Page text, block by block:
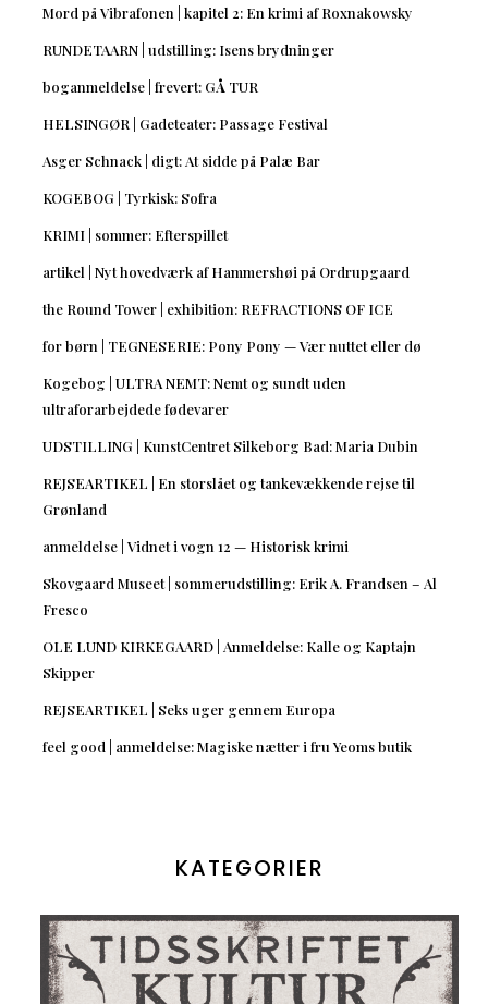
Mord på Vibrafonen | kapitel 2: En krimi af Roxnakowsky
RUNDETAARN | udstilling: Isens brydninger
boganmeldelse | frevert: GÅ TUR
HELSINGØR | Gadeteater: Passage Festival
Asger Schnack | digt: At sidde på Palæ Bar
KOGEBOG | Tyrkisk: Sofra
KRIMI | sommer: Efterspillet
artikel | Nyt hovedværk af Hammershøi på Ordrupgaard
the Round Tower | exhibition: REFRACTIONS OF ICE
for børn | TEGNESERIE: Pony Pony — Vær nuttet eller dø
Kogebog | ULTRA NEMT: Nemt og sundt uden
ultraforarbejdede fødevarer
UDSTILLING | KunstCentret Silkeborg Bad: Maria Dubin
REJSEARTIKEL | En storslået og tankevækkende rejse til
Grønland
anmeldelse | Vidnet i vogn 12 — Historisk krimi
Skovgaard Museet | sommerudstilling: Erik A. Frandsen – Al
Fresco
OLE LUND KIRKEGAARD | Anmeldelse: Kalle og Kaptajn
Skipper
REJSEARTIKEL | Seks uger gennem Europa
feel good | anmeldelse: Magiske nætter i fru Yeoms butik
KATEGORIER